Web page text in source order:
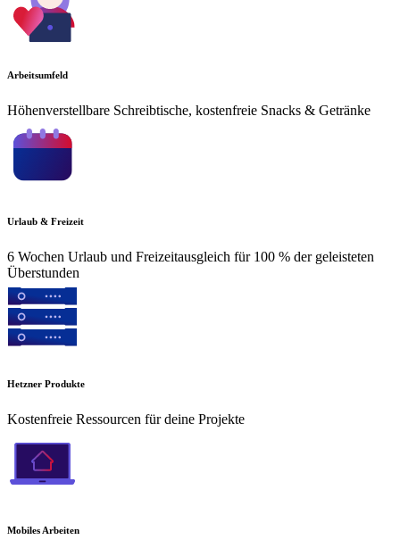
Arbeitsumfeld
Höhenverstellbare Schreibtische, kostenfreie Snacks & Getränke
Urlaub & Freizeit
6 Wochen Urlaub und Freizeitausgleich für 100 % der geleisteten
Überstunden
Hetzner Produkte
Kostenfreie Ressourcen für deine Projekte
Mobiles Arbeiten